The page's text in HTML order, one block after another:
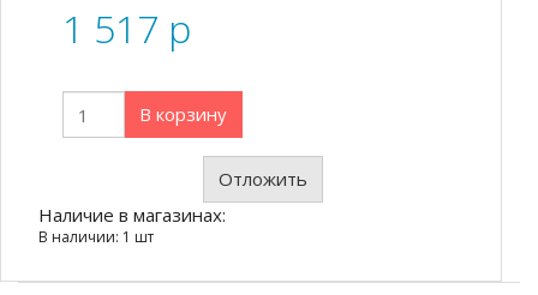
1 517 p
В корзину
Отложить
Наличие в магазинах:
В наличии: 1 шт